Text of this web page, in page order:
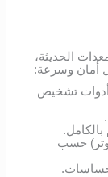
الحديثة،
أمان وسرعة:
تشخيص
حسب